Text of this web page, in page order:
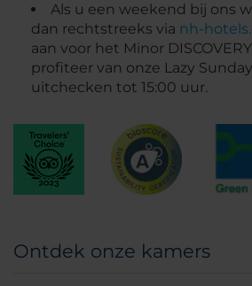
Als u een weekend bij ons
dan rechtstreeks via nh-
aan voor het Minor
profiteer van onze Lazy
uitchecken tot 15:00 uur.
Ontdek onze kamers